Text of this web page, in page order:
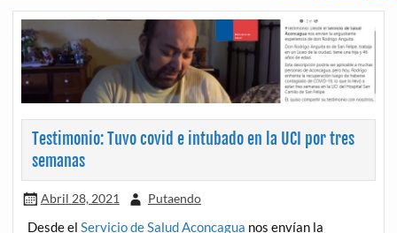
Testimonio: Tuvo covid e intubado en la UCI por tres
semanas
Abril 28, 2021 Putaendo
Desde elServicio de Salud Aconcagua nos envían la